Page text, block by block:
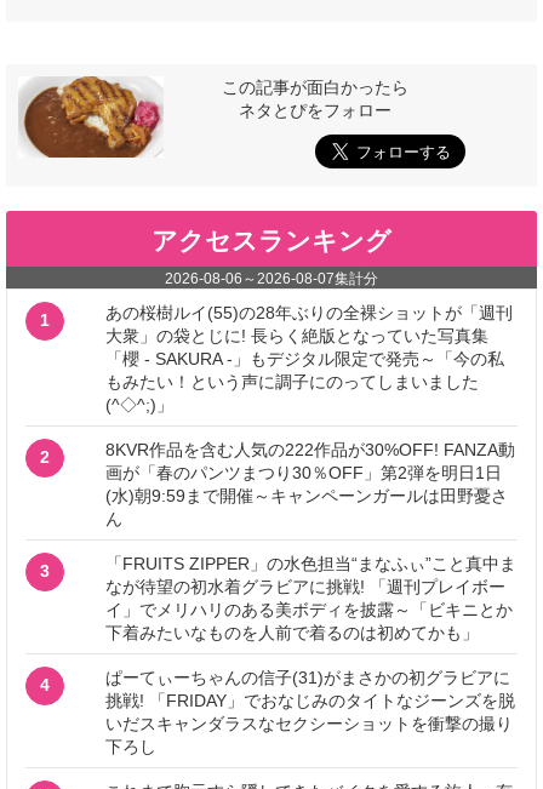
この記事が面白かったら
ネタとぴをフォロー
アクセスランキング
2026-08-06 ～ 2026-08-07集計分
1
あの桜樹ルイ(55)の28年ぶりの全裸ショットが「週刊
大衆」の袋とじに! 長らく絶版となっていた写真集
「櫻 - SAKURA -」もデジタル限定で発売～「今の私
もみたい！という声に調子にのってしまいました
(^◇^;)」
2
8KVR作品を含む人気の222作品が30%OFF! FANZA動
画が「春のパンツまつり30％OFF」第2弾を明日1日
(水)朝9:59まで開催～キャンペーンガールは田野憂さ
ん
3
「FRUITS ZIPPER」の水色担当“まなふぃ”こと真中ま
なが待望の初水着グラビアに挑戦! 「週刊プレイボー
イ」でメリハリのある美ボディを披露～「ビキニとか
下着みたいなものを人前で着るのは初めてかも」
4
ぱーてぃーちゃんの信子(31)がまさかの初グラビアに
挑戦! 「FRIDAY」でおなじみのタイトなジーンズを脱
いだスキャンダラスなセクシーショットを衝撃の撮り
下ろし